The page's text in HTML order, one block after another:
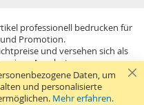
professionell bedrucken für
Promotion.
und versehen sich als
eines Angebots.
(§14 BGB) im Sinne der
sich netto zzgl. MwSt. USB-
und GEMA.
Daten, um
und personalisierte
Mehr erfahren.